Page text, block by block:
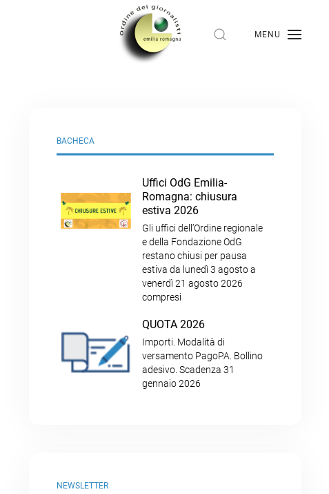
MENU
BACHECA
Uffici OdG Emilia-
Romagna: chiusura
estiva 2026
Gli uffici dell’Ordine regionale
e della Fondazione OdG
restano chiusi per pausa
estiva da lunedì 3 agosto a
venerdì 21 agosto 2026
compresi
QUOTA 2026
Importi. Modalità di
versamento PagoPA. Bollino
adesivo. Scadenza 31
gennaio 2026
NEWSLETTER